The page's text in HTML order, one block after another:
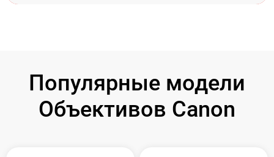
Популярные модели
Объективов Canon